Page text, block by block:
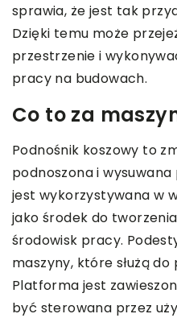
sprawia, że jest tak
Dzięki temu może
przestrzenie i
pracy na budowach.
Co to za
Podnośnik koszowy to
podnoszona i
jest wykorzystywana w
jako środek do
środowisk pracy.
maszyny, które służą
Platforma jest
być sterowana przez